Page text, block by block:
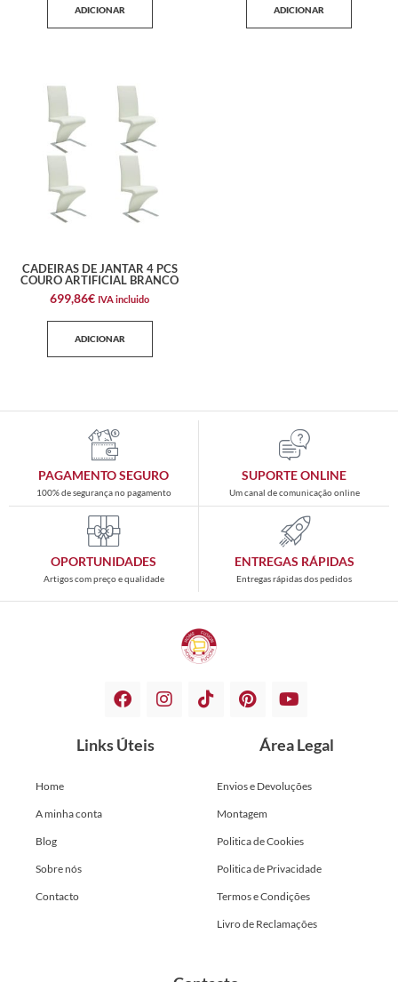
ADICIONAR ADICIONAR
CADEIRAS DE JANTAR 4 PCS
COURO ARTIFICIAL BRANCO
699,86€ IVA incluido
ADICIONAR
PAGAMENTO SEGURO
100% de segurança no pagamento
SUPORTE ONLINE
Um canal de comunicação online
OPORTUNIDADES
Artigos com preço e qualidade
ENTREGAS RÁPIDAS
Entregas rápidas dos pedidos
Links Úteis
Home
A minha conta
Blog
Sobre nós
Contacto
Área Legal
Envios e Devoluções
Montagem
Politica de Cookies
Politica de Privacidade
Termos e Condições
Livro de Reclamações